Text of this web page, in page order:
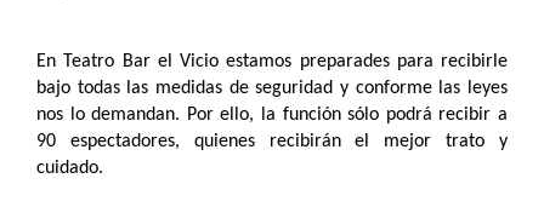
En Teatro Bar el Vicio estamos preparades para recibirle
bajo todas las medidas de seguridad y conforme las leyes
nos lo demandan. Por ello, la función sólo podrá recibir a
90 espectadores, quienes recibirán el mejor trato y
cuidado.